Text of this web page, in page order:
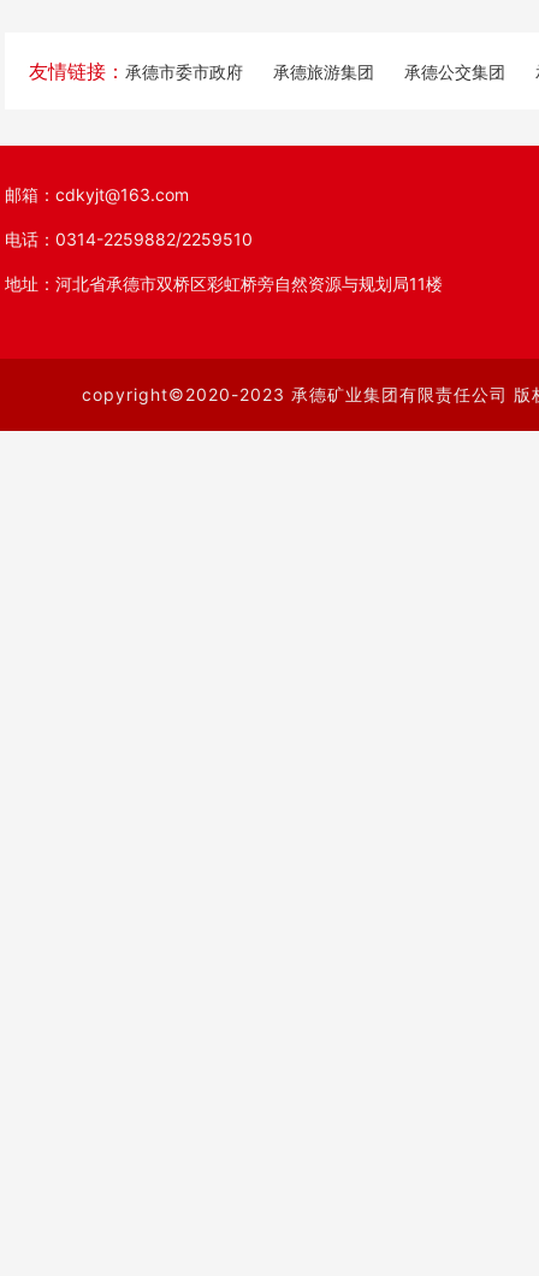
友情链接： 承德市委市政府 承德旅游集团 承德公交集团
邮箱：cdkyjt@163.com
电话：0314-2259882/2259510
地址：河北省承德市双桥区彩虹桥旁自然资源与规划局11楼
copyright©2020-2023 承德矿业集团有限责任公司 版